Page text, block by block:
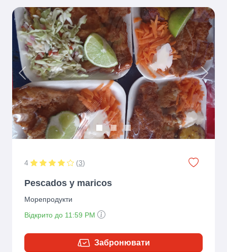
Previous Next
4 (3)
Pescados y maricos
Морепродукти
Відкрито до 11:59 PM
Забронювати